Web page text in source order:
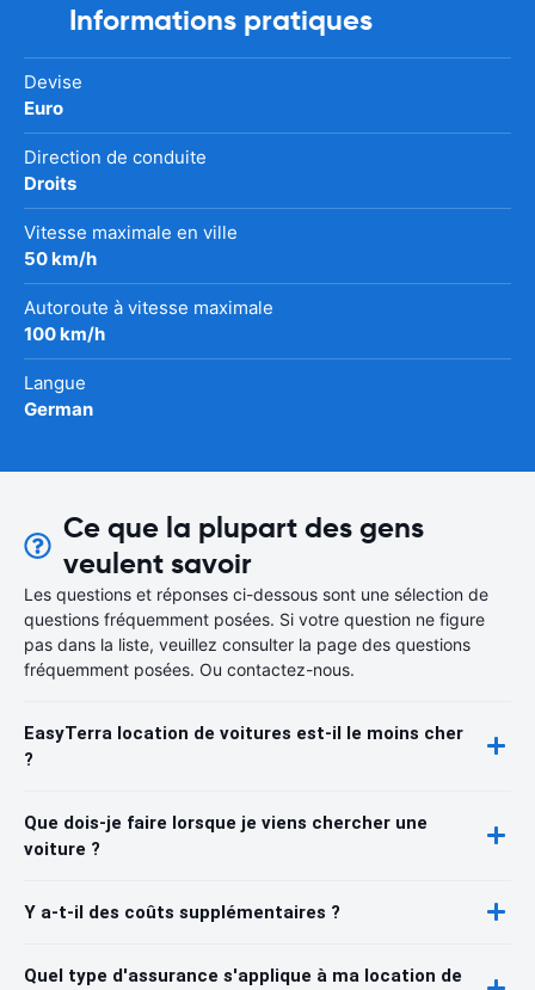
Informations pratiques
Devise
Euro
Direction de conduite
Droits
Vitesse maximale en ville
50 km/h
Autoroute à vitesse maximale
100 km/h
Langue
German
Ce que la plupart des gens
veulent savoir
Les questions et réponses ci-dessous sont une sélection de
questions fréquemment posées. Si votre question ne figure
pas dans la liste, veuillez consulter la page des questions
fréquemment posées. Ou contactez-nous.
EasyTerra location de voitures est-il le moins cher
?
Que dois-je faire lorsque je viens chercher une
voiture ?
Y a-t-il des coûts supplémentaires ?
Quel type d'assurance s'applique à ma location de